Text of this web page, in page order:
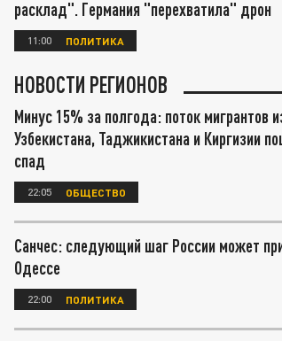
расклад". Германия "перехватила" дрон
11:00 ПОЛИТИКА
НОВОСТИ РЕГИОНОВ
Минус 15% за полгода: поток мигрантов
Узбекистана, Таджикистана и Киргизии
спад
22:05 ОБЩЕСТВО
Санчес: следующий шаг России может
Одессе
22:00 ПОЛИТИКА